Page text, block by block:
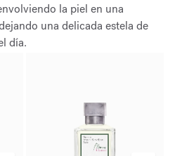
la piel en una
una delicada estela de
día.